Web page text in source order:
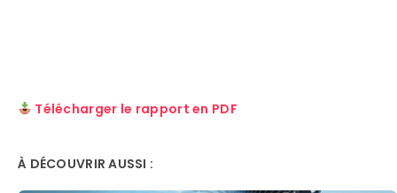
Télécharger le rapport en PDF
À DÉCOUVRIR AUSSI :